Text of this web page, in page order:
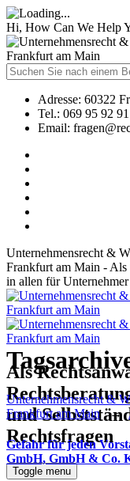
Hi, How Can We Help
Adresse: 60322
Tel.: 069 95 92
Email:
Unternehmensrecht &
Frankfurt am Main - Als
in allen für
Als
und
Rechtsfragen
Toggle menu
Unternehmensrecht &
Frankfurt am Main →
Gefahr für jeden
GmbH, GmbH & Co.